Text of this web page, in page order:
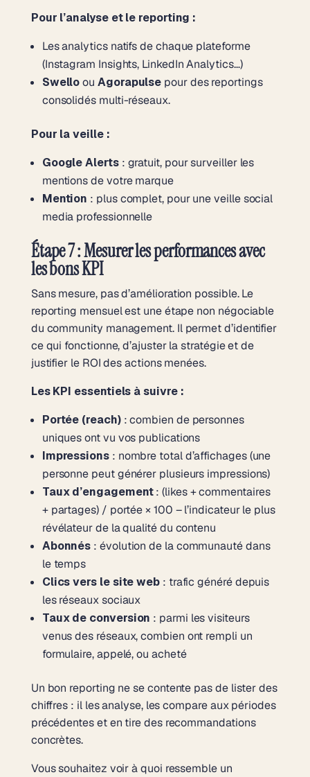
Pour l’analyse et le reporting :
Les analytics natifs de chaque plateforme
(Instagram Insights, LinkedIn Analytics…)
SwelloouAgorapulse pour des reportings
consolidés multi-réseaux.
Pour la veille :
Google Alerts: gratuit, pour surveiller les
mentions de votre marque
Mention : plus complet, pour une veille social
media professionnelle
Étape 7 : Mesurer les performances avec
les bons KPI
Sans mesure, pas d’amélioration possible. Le
reporting mensuel est une étape non négociable
du community management. Il permet d’identifier
ce qui fonctionne, d’ajuster la stratégie et de
justifier le ROI des actions menées.
Les KPI essentiels à suivre :
Portée (reach): combien de personnes
uniques ont vu vos publications
Impressions: nombre total d’affichages (une
personne peut générer plusieurs impressions)
Taux d’engagement: (likes + commentaires
+ partages) / portée × 100 – l’indicateur le plus
révélateur de la qualité du contenu
Abonnés : évolution de la communauté dans
le temps
Clics vers le site web : trafic généré depuis
les réseaux sociaux
Taux de conversion : parmi les visiteurs
venus des réseaux, combien ont rempli un
formulaire, appelé, ou acheté
Un bon reporting ne se contente pas de lister des
chiffres : il les analyse, les compare aux périodes
précédentes et en tire des recommandations
concrètes.
Vous souhaitez voir à quoi ressemble un